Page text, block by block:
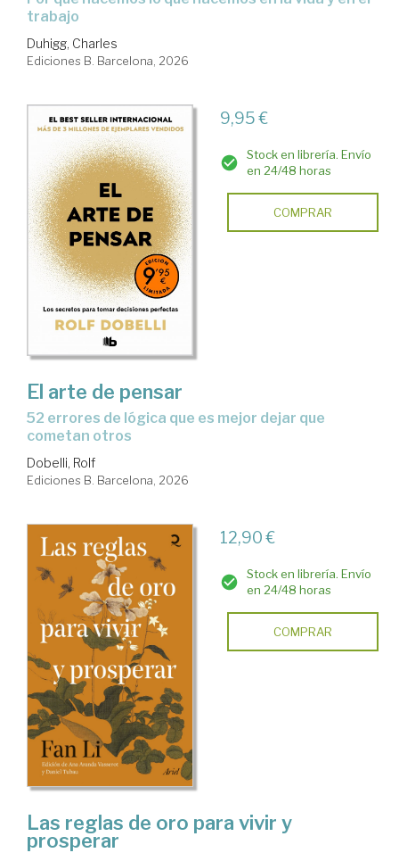
trabajo
Duhigg, Charles
Ediciones B. Barcelona, 2026
9,95 €
Stock en librería. Envío
en 24/48 horas
COMPRAR
El arte de pensar
52 errores de lógica que es mejor dejar que
cometan otros
Dobelli, Rolf
Ediciones B. Barcelona, 2026
12,90 €
Stock en librería. Envío
en 24/48 horas
COMPRAR
Las reglas de oro para vivir y
prosperar